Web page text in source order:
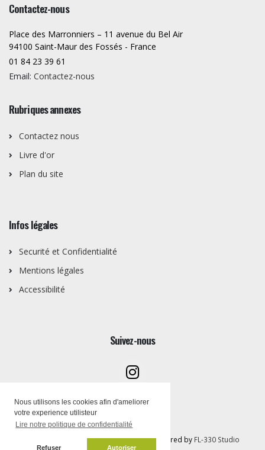
Nous utilisons les cookies afin d'ameliorer
votre experience utilisteur
Lire notre politique de confidentialité
Refuser Autoriser
Contactez-nous
Place des Marronniers – 11 avenue du Bel Air
94100 Saint-Maur des Fossés - France
01 84 23 39 61
Email: Contactez-nous
Rubriques annexes
Contactez nous
Livre d'or
Plan du site
Infos légales
Securité et Confidentialité
Mentions légales
Accessibilité
Suivez-nous
Copyright © Artothèque PEMB 2026 | Powered by FL-330 Studio